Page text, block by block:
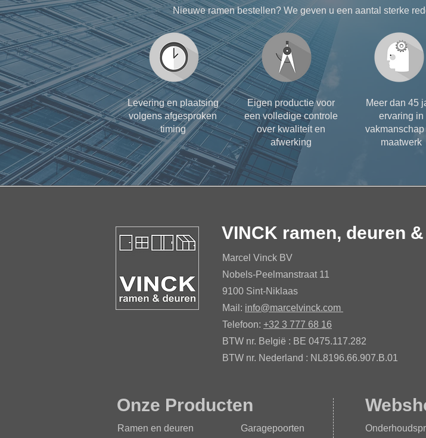
Nieuwe ramen bestellen? We geven u een aantal sterke
Levering en plaatsing
volgens afgesproken
timing
Eigen productie voor
een volledige controle
over kwaliteit en
afwerking
Meer dan 45
ervaring in
vakmanschap
maatwerk
VINCK ramen, deuren
Marcel Vinck BV
Nobels-Peelmanstraat 11
9100 Sint-Niklaas​
Mail: info@marcelvinck.com
Telefoon: +32 3 777 68 16
BTW nr. België : BE 0475.117.282​
BTW nr. Nederland : NL8196.66.907.B.01​
Onze Producten
Ramen en deuren Garagepoorten